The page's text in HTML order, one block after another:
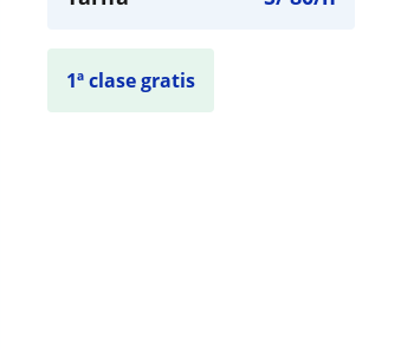
1ª clase gratis